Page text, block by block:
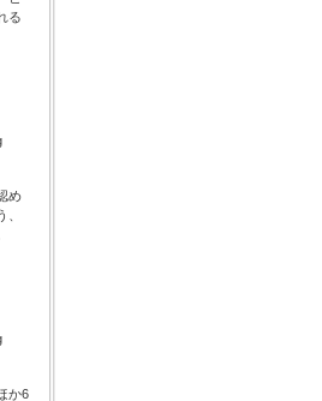
る
め
か6